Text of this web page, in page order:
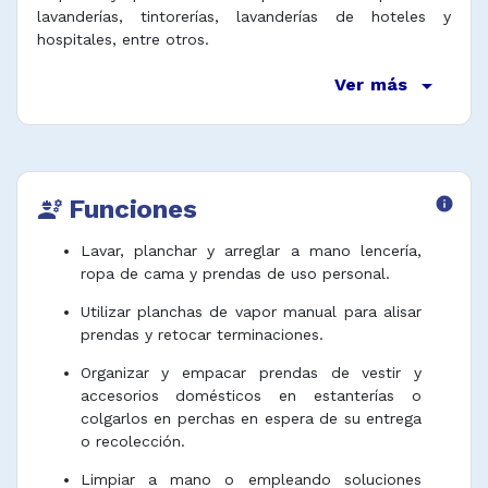
lavanderías, tintorerías, lavanderías de hoteles y
hospitales, entre otros.
Ver más arrow_drop_down
engineering Funciones info
Lavar, planchar y arreglar a mano lencería,
ropa de cama y prendas de uso personal.
Utilizar planchas de vapor manual para alisar
prendas y retocar terminaciones.
Organizar y empacar prendas de vestir y
accesorios domésticos en estanterías o
colgarlos en perchas en espera de su entrega
o recolección.
Limpiar a mano o empleando soluciones